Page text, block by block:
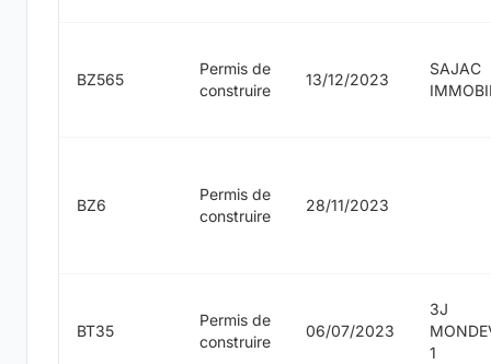
BZ565
Permis de
construire
13/12/2023
SAJAC
BZ6
Permis de
construire
28/11/2023
BT35
Permis de
construire
06/07/2023
3J
1